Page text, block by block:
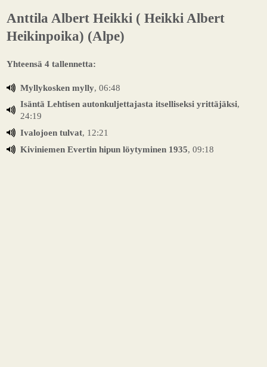
Anttila Albert Heikki ( Heikki Albert
Heikinpoika) (Alpe)
Yhteensä 4 tallennetta:
Myllykosken mylly, 06:48
Isäntä Lehtisen autonkuljettajasta itselliseksi yrittäjäksi,
24:19
Ivalojoen tulvat, 12:21
Kiviniemen Evertin hipun löytyminen 1935, 09:18